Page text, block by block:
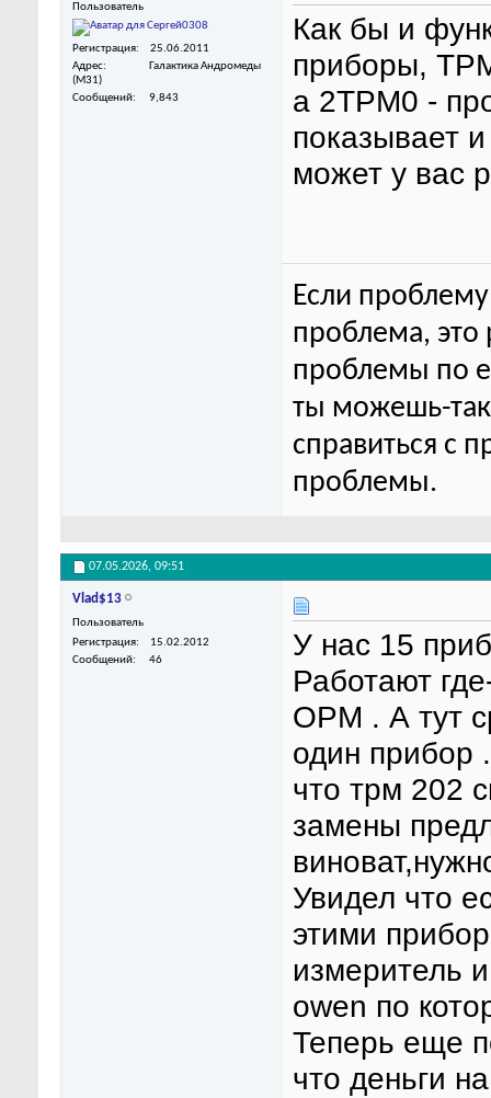
Пользователь
Регистрация
25.06.2011
Адрес
Галактика Андромеды
(M31)
Сообщений
9,843
Как бы и
приборы,
а 2ТРМ0 -
показывает
может у вас
Если
проблема, это
проблемы по
ты можешь-
справиться с
проблемы.
07.05.2026, 09:51
Vlad$13
Пользователь
Регистрация
15.02.2012
Сообщений
46
У нас 15
Работают
OPM . А тут
один прибор
что трм 202
замены
Увидел что
этими
измеритель
owen по
Теперь еще
что деньги